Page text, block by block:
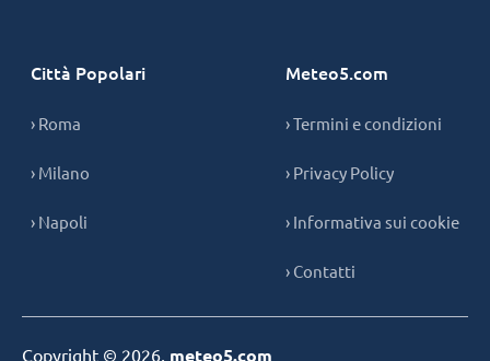
Città Popolari
› Roma
› Milano
› Napoli
Meteo5.com
› Termini e condizioni
› Privacy Policy
› Informativa sui cookie
› Contatti
Copyright © 2026, meteo5.com